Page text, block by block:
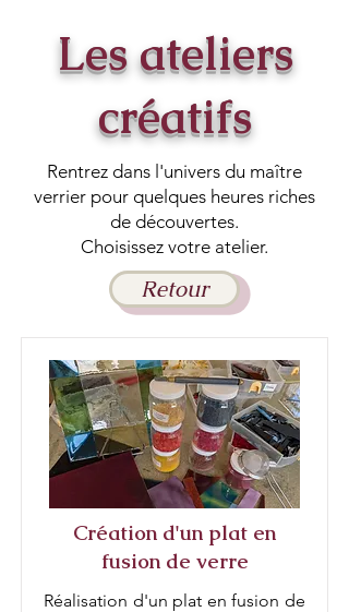
Les ateliers
créatifs
Rentrez dans l'univers du maître
verrier pour quelques heures riches
de découvertes.
Choisissez votre atelier.
Retour
Création d'un plat en
fusion de verre
Réalisation d'un plat en fusion de